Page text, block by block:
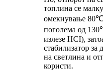
топлина се
омекнување 80℃,
поголема од
излезе HCI),
стабилизатор за
на светлина и
користи.